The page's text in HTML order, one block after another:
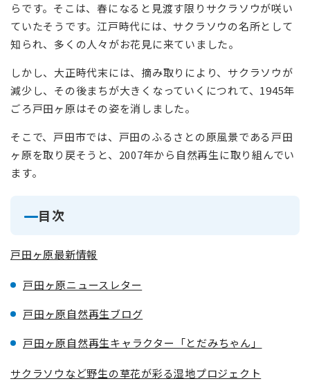
らです。そこは、春になると見渡す限りサクラソウが咲い
ていたそうです。江戸時代には、サクラソウの名所として
知られ、多くの人々がお花見に来ていました。
しかし、大正時代末には、摘み取りにより、サクラソウが
減少し、その後まちが大きくなっていくにつれて、1945年
ごろ戸田ヶ原はその姿を消しました。
そこで、戸田市では、戸田のふるさとの原風景である戸田
ヶ原を取り戻そうと、2007年から自然再生に取り組んでい
ます。
目次
戸田ヶ原最新情報
戸田ヶ原ニュースレター
戸田ヶ原自然再生ブログ
戸田ヶ原自然再生キャラクター「とだみちゃん」
サクラソウなど野生の草花が彩る湿地プロジェクト